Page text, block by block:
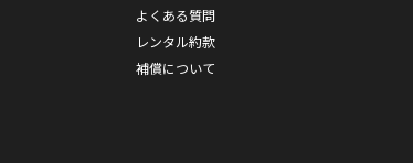
よくある質問
レンタル約款
補償について